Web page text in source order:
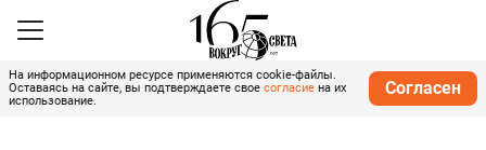
На информационном ресурсе применяются cookie-файлы.
Оставаясь на сайте, вы подтверждаете свое согласие на их
использование.
Согласен